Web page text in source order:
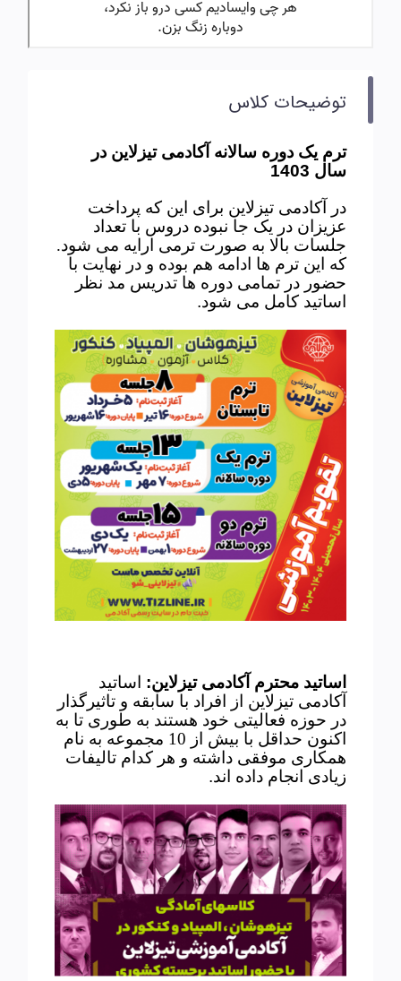
توضیحات کلاس
ترم یک دوره سالانه آکادمی تیزلاین در
سال 1403
در آکادمی تیزلاین برای این که پرداخت
عزیزان در یک جا نبوده دروس با تعداد
جلسات بالا به صورت ترمی ارایه می شود.
که این ترم ها ادامه هم بوده و در نهایت با
حضور در تمامی دوره ها تدریس مد نظر
اساتید کامل می شود.
اساتید محترم آکادمی تیزلاین: اساتید
آکادمی تیزلاین از افراد با سابقه و تاثیرگذار
در حوزه فعالیتی خود هستند به طوری تا به
اکنون حداقل با بیش از 10 مجموعه به نام
همکاری موفقی داشته و هر کدام تالیفات
زیادی انجام داده اند.